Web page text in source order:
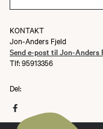
KONTAKT
Jon-Anders Fjeld
Send e-post til Jon-Anders
Tlf: 95913356
Del: